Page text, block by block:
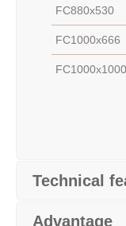
FC880x530
FC1000x666
FC1000x1000
Technical
Advantage